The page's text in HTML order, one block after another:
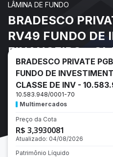
LÂMINA DE FUNDO
BRADESCO
RV49 FUNDO DE
FINANCEIRO -
10.583.948/
BRADESCO PRIVATE
FUNDO DE
CLASSE DE INV -
10.583.948/0001-70
Multimercados
Preço da Cota
R$ 3,3930081
Atualizado: 04/08/2026
Patrimônio Líquido